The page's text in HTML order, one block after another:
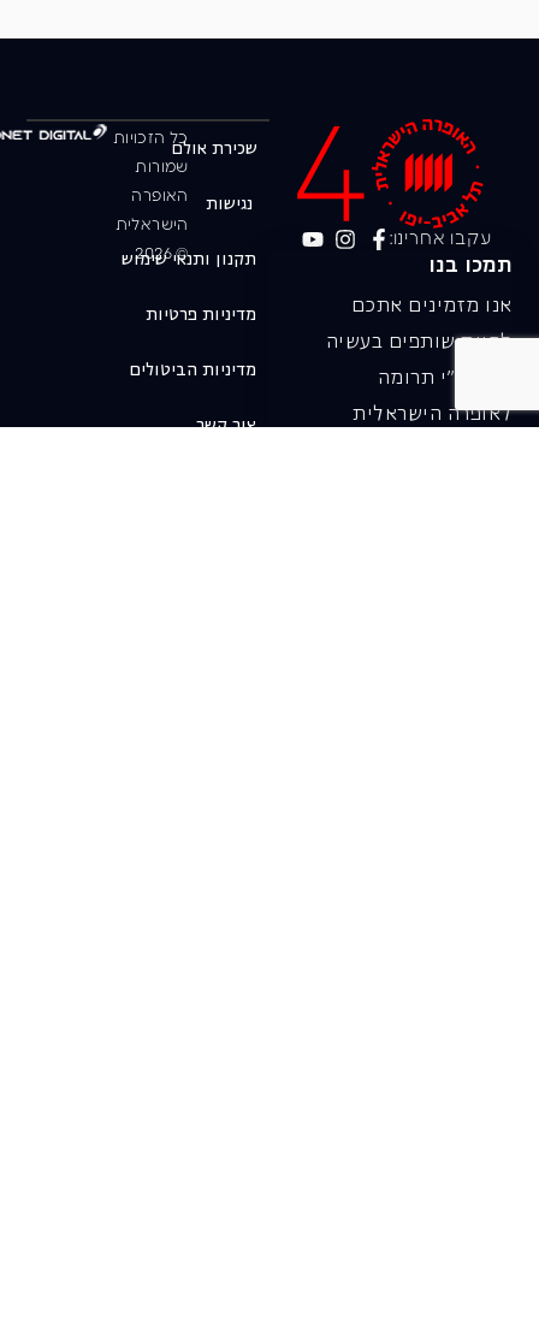
עקבו אחרינו:
תמכו בנו
אנו מזמינים אתכם
להיות שותפים בעשיה
שלנו ע"י תרומה
לאופרה הישראלית
כל הזכויות
שמורות
האופרה
הישראלית
© 2026
שכירת אולם
נגישות
תקנון ותנאי שימוש
מדיניות פרטיות
מדיניות הביטולים
צור קשר